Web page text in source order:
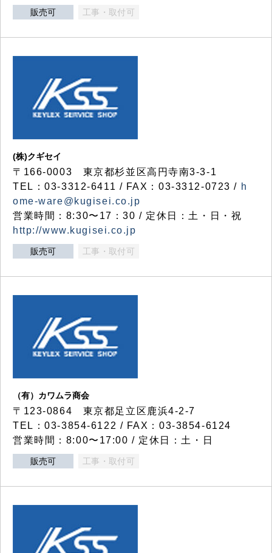
販売可 工事・取付可
(株)クギセイ
〒166-0003 東京都杉並区高円寺南3-3-1
TEL：03-3312-6411 / FAX：03-3312-0723 / h
ome-ware@kugisei.co.jp
営業時間：8:30〜17：30 / 定休日：土・日・祝
http://www.kugisei.co.jp
販売可 工事・取付可
（有）カワムラ商会
〒123-0864 東京都足立区鹿浜4-2-7
TEL：03-3854-6122 / FAX：03-3854-6124
営業時間：8:00〜17:00 / 定休日：土・日
販売可 工事・取付可